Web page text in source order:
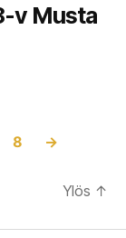
v Musta
8 →
Ylös ↑